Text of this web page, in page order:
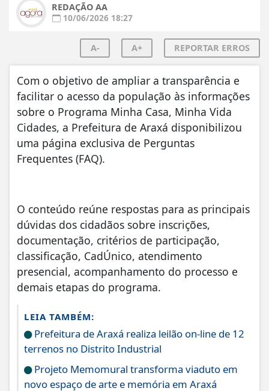
REDAÇÃO AA
10/06/2026 18:27
A- A+ REPORTAR ERROS
Com o objetivo de ampliar a transparência e
facilitar o acesso da população às informações
sobre o Programa Minha Casa, Minha Vida
Cidades, a Prefeitura de Araxá disponibilizou
uma página exclusiva de Perguntas
Frequentes (FAQ).
O conteúdo reúne respostas para as principais
dúvidas dos cidadãos sobre inscrições,
documentação, critérios de participação,
classificação, CadÚnico, atendimento
presencial, acompanhamento do processo e
demais etapas do programa.
LEIA TAMBÉM:
Prefeitura de Araxá realiza leilão on-line de 12
terrenos no Distrito Industrial
Projeto Memomural transforma viaduto em
novo espaço de arte e memória em Araxá